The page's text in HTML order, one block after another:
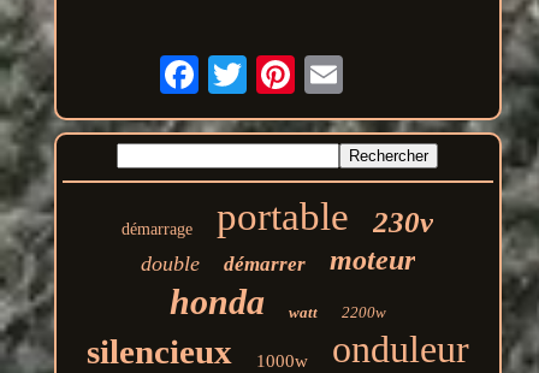
démarrage portable 230v
double démarrer moteur
honda watt 2200w
silencieux 1000w onduleur